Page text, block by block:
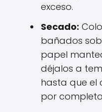
exceso.
Secado:
bañados
papel
déjalos a
hasta que el
por